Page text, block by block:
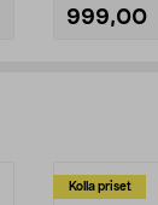
999,00
Kolla priset